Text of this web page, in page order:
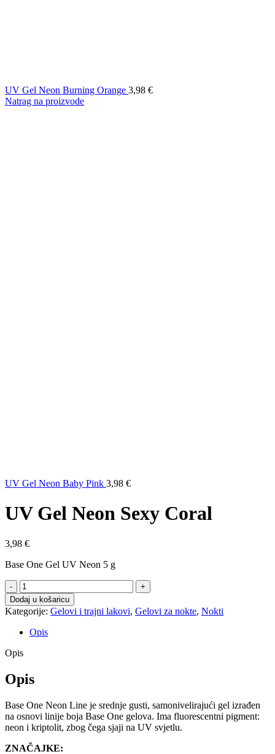
UV Gel Neon Burning Orange 3,98 €
Natrag na proizvode
UV Gel Neon Baby Pink 3,98 €
UV Gel Neon Sexy Coral
3,98 €
Base One Gel UV Neon 5 g
UV
Gel
Neon
Sexy
Coral
količina
Dodaj u košaricu
Kategorije: Gelovi i trajni lakovi, Gelovi za nokte, Nokti
Opis
Opis
Opis
Base One Neon Line je srednje gusti, samonivelirajući gel izrađen
na osnovi linije boja Base One gelova. Ima fluorescentni pigment:
neon i kriptolit, zbog čega sjaji na UV svjetlu.
ZNAČAJKE: